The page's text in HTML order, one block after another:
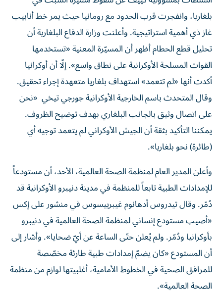
بلغاريا، وانفجرت قرب الحدود مع رومانيا حيث يمر خط أنابيب
غاز ذي أهمية استراتيجية. وأعلنت وزارة الدفاع البلغارية أن
تحليل قطع الحطام أظهر أن المسيّرة المعنية «تستخدمها
القوات المسلحة الأوكرانية على نطاق واسع». إلّا أن أوكرانيا
أكدت أنها «لم تتعمد» استهداف بلغاريا متعهدة إجراء تحقيق.
وقال المتحدث باسم الخارجية الأوكرانية جورجي تيخي «نحن
على اتصال وثيق بالجانب البلغاري بهدف توضيح الظروف.
يمكننا التأكيد بثقة أن الجيش الأوكراني لم يتعمد توجيه أي
(طائرة) نحو بلغاريا».
وأعلن المدير العام لمنظمة الصحة العالمية، الأحد، أن مستودعاً
للإمدادات الطبية تابعاً للمنظمة في مدينة دنيبرو الأوكرانية قد
دُمّر. وقال تيدروس أدهانوم غيبرييسوس في منشور على إكس
«أصيب مستودع إنساني لمنظمة الصحة العالمية في دنيبرو
بأوكرانيا ودُمّر. ولم يُعلن حتّى الساعة عن أيّ ضحايا». وأشار إلى
أن المستودع «كان يضمّ إمدادات طبية طارئة مخصّصة
للمرافق الصحية في الخطوط الأمامية، أغلبيتها لوازم من منظمة
الصحة العالمية».